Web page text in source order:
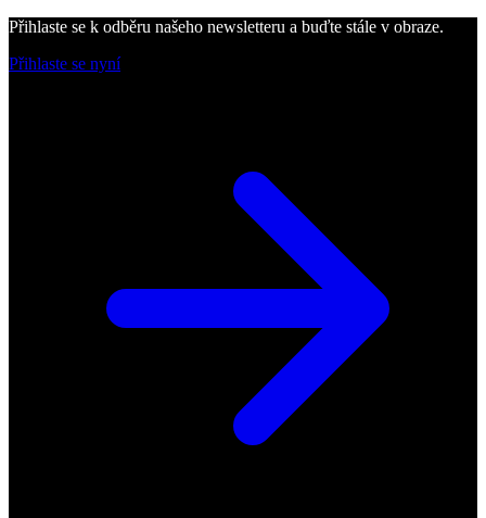
Přihlaste se k odběru našeho newsletteru a buďte stále v obraze.
Přihlaste se nyní